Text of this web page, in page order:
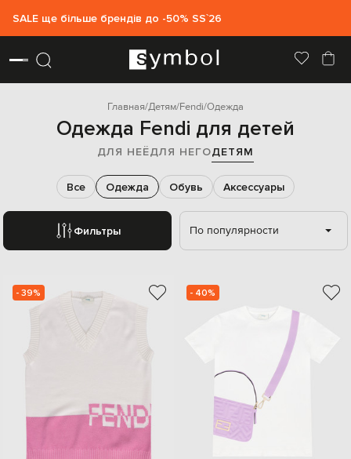
SALE ще більше брендів до -50% SS`26
Главная Детям Fendi Одежда
Одежда Fendi для детей
ДЛЯ НЕЁДЛЯ НЕГОДЕТЯМ
Фильтры
Все Одежда Обувь Аксессуары
По популярности
- 39% - 40%